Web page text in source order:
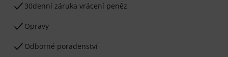
30denní záruka vrácení peněz
Opravy
Odborné poradenství